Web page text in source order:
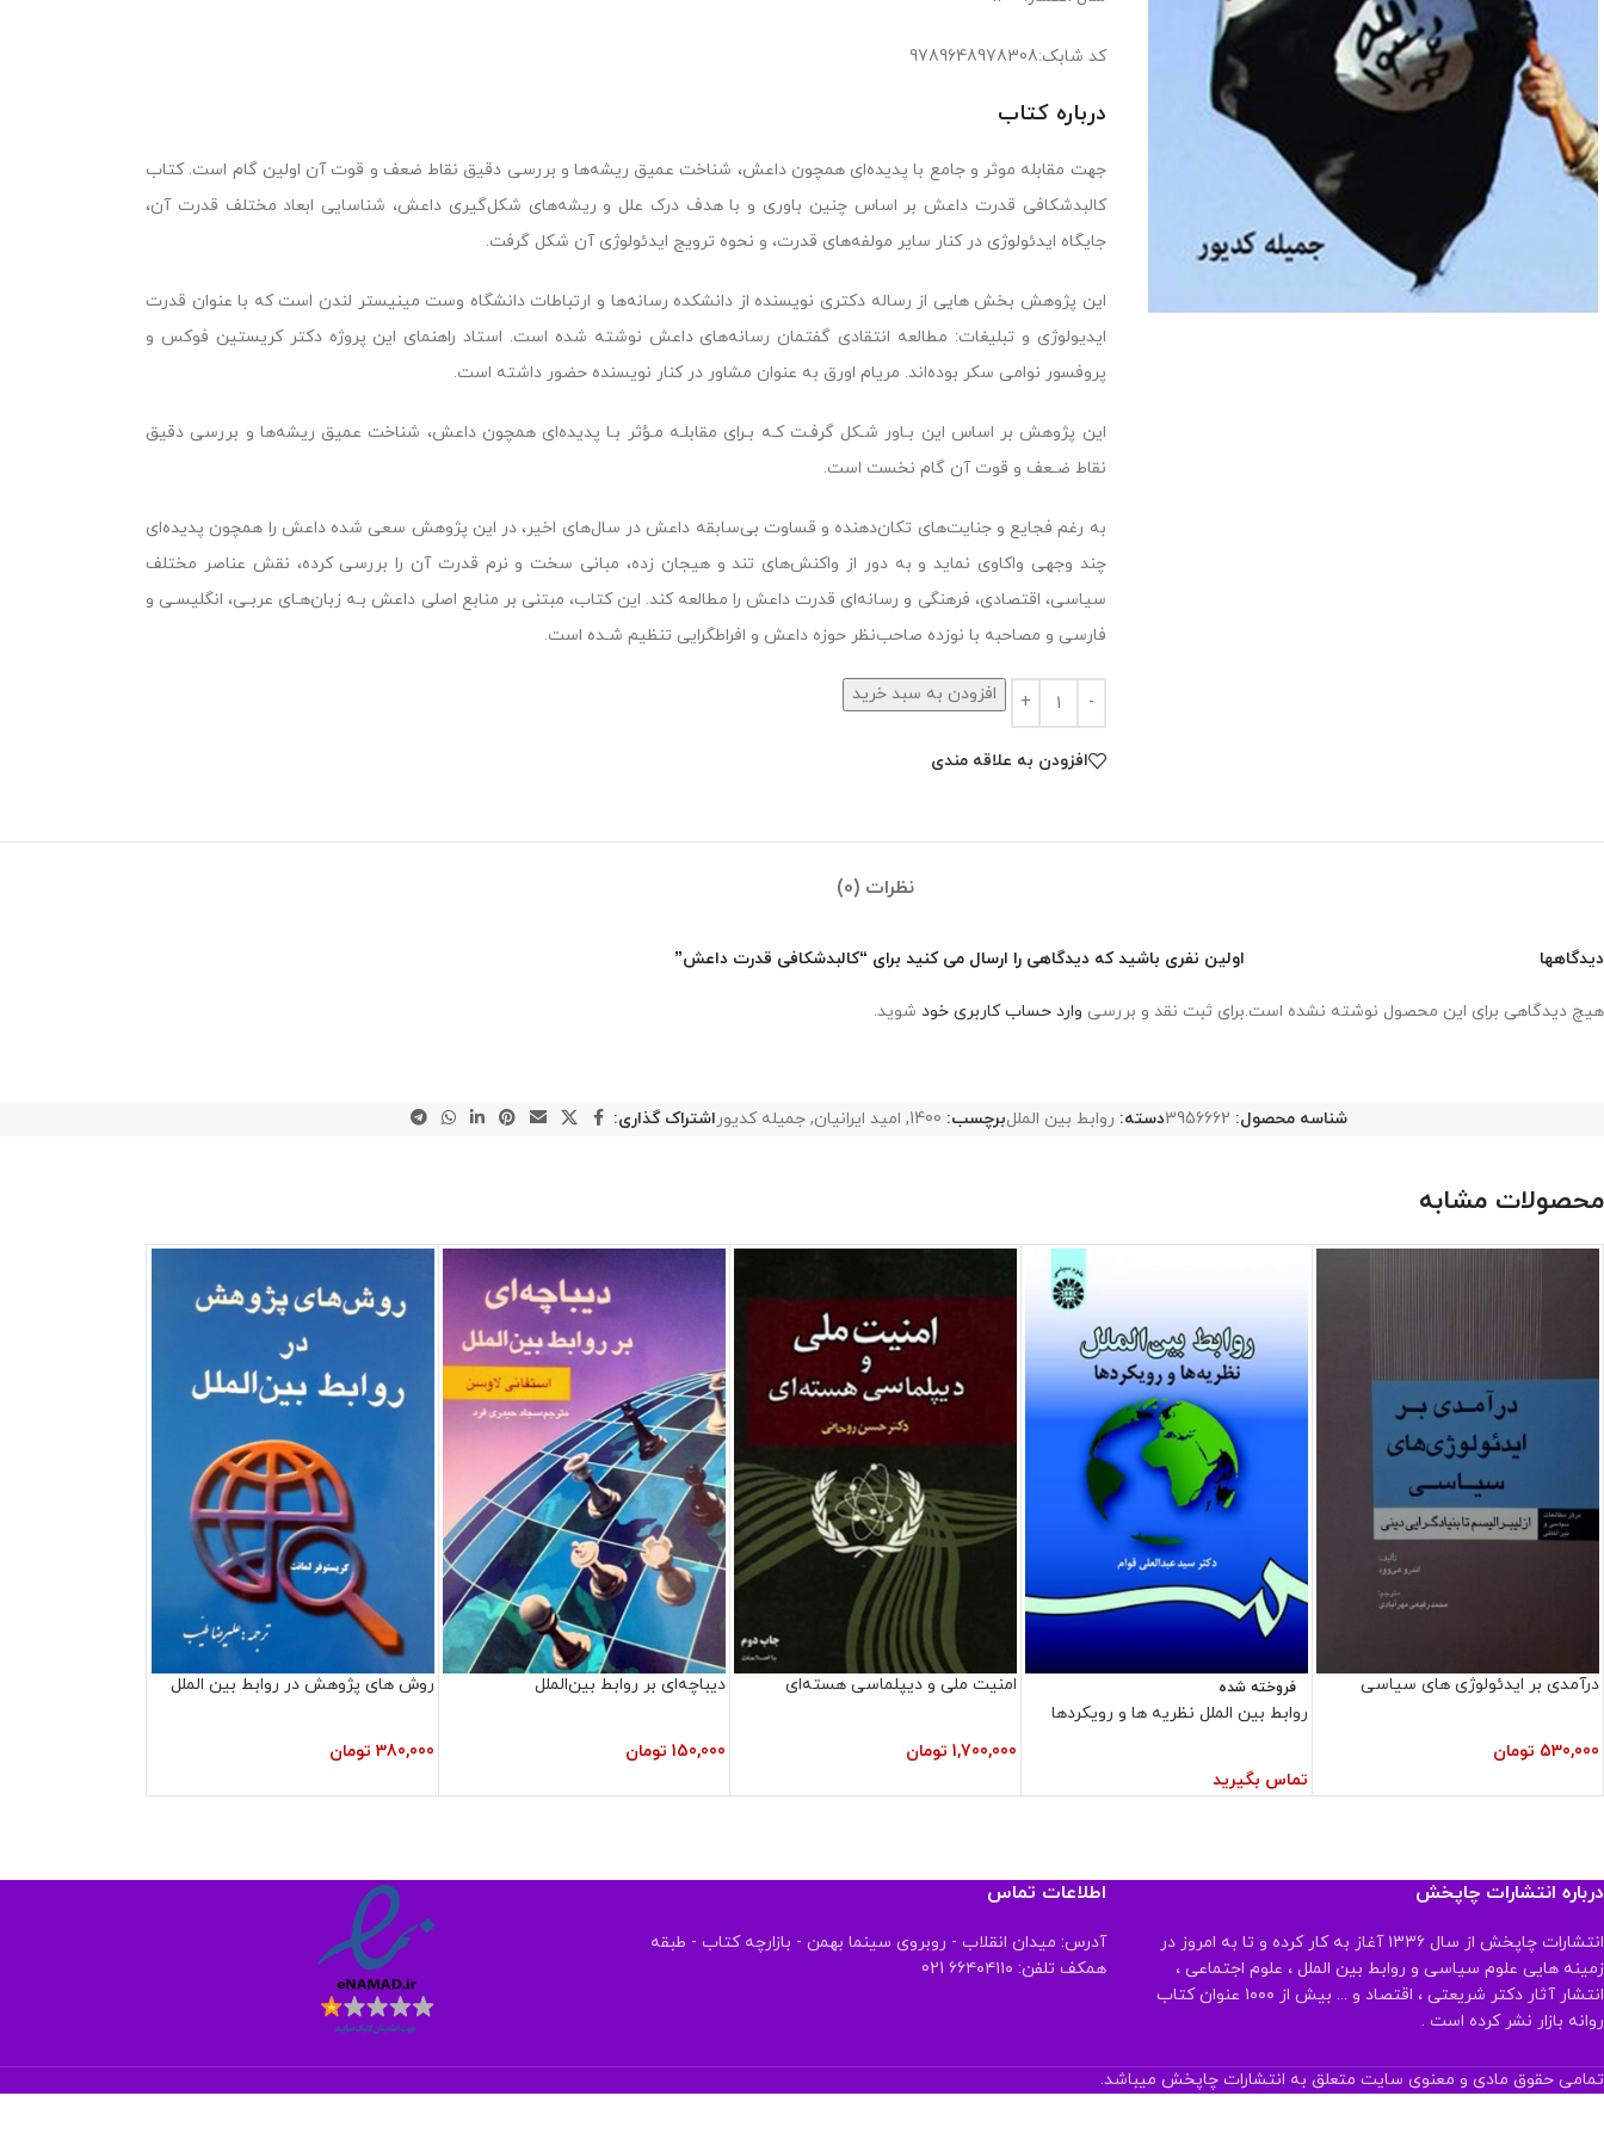
کد شابک:9789648978308
درباره کتاب
جهت مقابله موثر و جامع با پدیده‌ای همچون داعش، شناخت عمیق ریشه‌ها و بررسی دقیق نقاط ضعف و قوت آن اولین گام است. کتاب
کالبدشکافی قدرت داعش بر اساس چنین باوری و با هدف درک علل و ریشه‌های شکل‌گیری داعش، شناسایی ابعاد مختلف قدرت آن،
جایگاه ایدئولوژی در کنار سایر مولفه‌های قدرت، و نحوه ترویج ایدئولوژی آن شکل گرفت.
این پژوهش بخش هایی از رساله دکتری نویسنده از دانشکده رسانه‌ها و ارتباطات دانشگاه وست مینیستر لندن است که با عنوان قدرت
ایديولوژی و تبلیغات: مطالعه انتقادی گفتمان رسانه‌های داعش نوشته شده است. استاد راهنمای این پروژه دکتر کریستین فوکس و
پروفسور نوامی سکر بوده‌اند. مریام اورق به عنوان مشاور در کنار نویسنده حضور داشته است.
این پژوهش بر اساس این بـاور شـکل گرفـت کـه بـرای مقابلـه مـؤثر بـا پدیده‌ای همچون داعش، شناخت عمیق ریشه‌ها و بررسی دقیق
نقاط ضـعف و قوت آن گام نخست است.
به رغم فجایع و جنایت‌های تکان‌دهنده و قساوت بی‌سابقه داعش در سال‌های اخیر، در این پژوهش سعی شده داعش را همچون پدیده‌ای
چند وجهی واکاوی نماید و به دور از واکنش‌های تند و هیجان زده، مبانی سخت و نرم قدرت آن را بررسی کرده، نقش عناصر مختلف
سیاسی، اقتصادی، فرهنگی و رسانه‌ای قدرت داعش را مطالعه کند. این کتاب، مبتنی بر منابع اصلی داعش بـه زبان‌هـای عربـی، انگلیسـی و
فارسی و مصاحبه با نوزده صاحب‌نظر حوزه داعش و افراطگرایی تنظیم شـده است.
افزودن به سبد خرید
افزودن به علاقه مندی
نظرات (0)
دیدگاهها
هیچ دیدگاهی برای این محصول نوشته نشده است.
اولین نفری باشید که دیدگاهی را ارسال می کنید برای “کالبدشکافی قدرت داعش”
برای ثبت نقد و بررسی وارد حساب کاربری خود شوید.
شناسه محصول: 3956662دسته: روابط بین المللبرچسب: 1400
, امید ایرانیان, جمیله کدیور اشتراک گذاری:
محصولات مشابه
درآمدی بر ایدئولوژی های سیاسی
530,000 تومان
فروخته شده
روابط بین الملل نظریه ها و رویکردها
تماس بگیرید
امنیت ملی و دیپلماسی هسته‌ای
1,700,000 تومان
دیباچه‌ای بر روابط بین‌الملل
150,000 تومان
روش های پژوهش در روابط بین الملل
380,000 تومان
درباره انتشارات چاپخش
انتشارات چاپخش از سال ۱۳۳۶ آغاز به کار کرده و تا به امروز در
زمینه هایی علوم سیاسی و روابط بین الملل ، علوم اجتماعی ،
انتشار آثار دکتر شریعتی ، اقتصاد و ... بیش از ۱۰۰۰ عنوان کتاب
روانه بازار نشر کرده است .
اطلاعات تماس
آدرس: میدان انقلاب - روبروی سینما بهمن - بازارچه کتاب - طبقه
همکف تلفن: ۶۶۴۰۴۱۱۰ 021
تمامی حقوق مادی و معنوی سایت متعلق به انتشارات چاپخش میباشد.